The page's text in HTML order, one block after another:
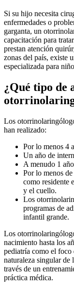
Si su hijo necesita
enfermedades o
garganta, un
capacitación para
prestan atención
zonas del país, existe
especializada para
¿Qué tipo de
Los
han realizado:
Por lo menos 4
Un año de
A menudo 1
Por lo menos
como residente
y el cuello.
Los
programas de
infantil grande.
Los
nacimiento hasta los
pediatría como el foco
naturaleza singular de
través de un
práctica médica.